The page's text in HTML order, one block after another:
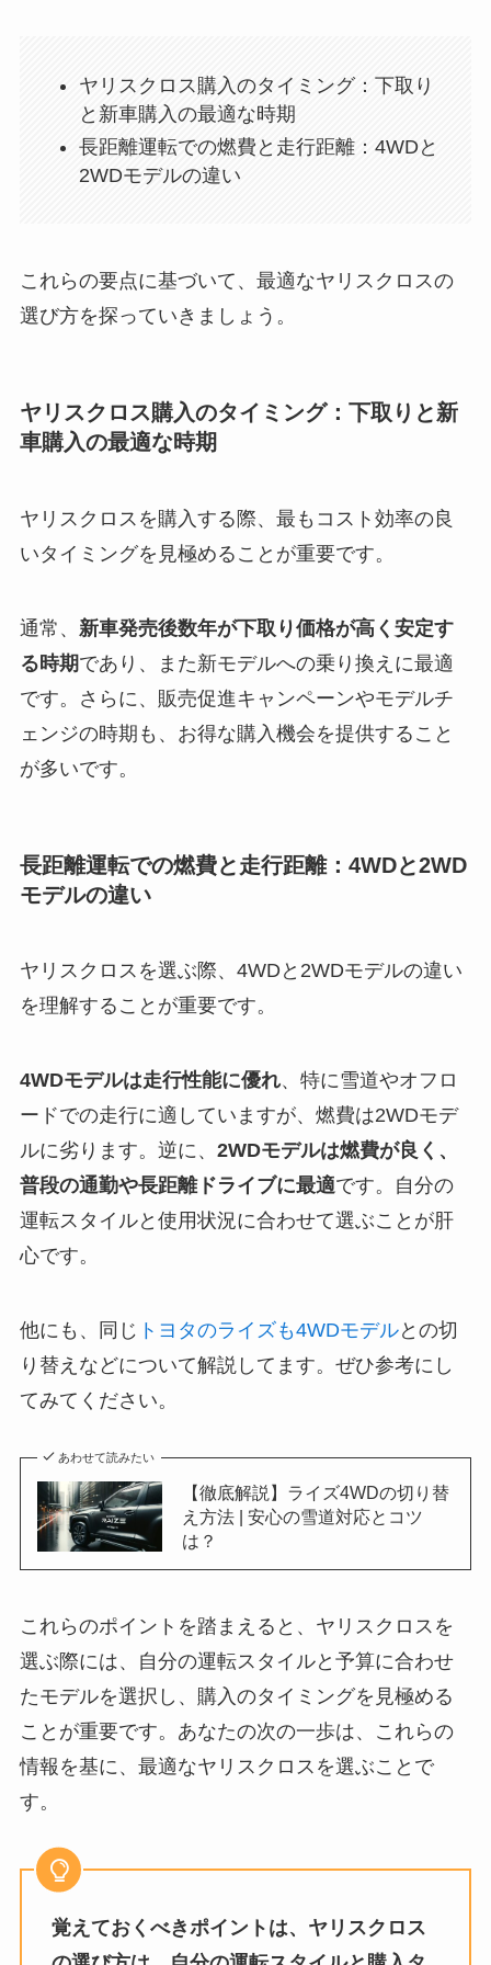
ヤリスクロス購入のタイミング：下取り
と新車購入の最適な時期
長距離運転での燃費と走行距離：4WDと
2WDモデルの違い
これらの要点に基づいて、最適なヤリスクロスの
選び方を探っていきましょう。
ヤリスクロス購入のタイミング：下取りと新
車購入の最適な時期
ヤリスクロスを購入する際、最もコスト効率の良
いタイミングを見極めることが重要です。
通常、 新車発売後数年が下取り価格が高く安定す
る時期であり、また新モデルへの乗り換えに最適
です。さらに、販売促進キャンペーンやモデルチ
ェンジの時期も、お得な購入機会を提供すること
が多いです。
長距離運転での燃費と走行距離：4WDと2WD
モデルの違い
ヤリスクロスを選ぶ際、4WDと2WDモデルの違い
を理解することが重要です。
4WDモデルは走行性能に優れ、特に雪道やオフロ
ードでの走行に適していますが、燃費は2WDモデ
ルに劣ります。逆に、 2WDモデルは燃費が良く、
普段の通勤や長距離ドライブに最適です。自分の
運転スタイルと使用状況に合わせて選ぶことが肝
心です。
他にも、同じ トヨタのライズも4WDモデルとの切
り替えなどについて解説してます。ぜひ参考にし
てみてください。
あわせて読みたい
【徹底解説】ライズ4WDの切り替
え方法 | 安心の雪道対応とコツ
は？
これらのポイントを踏まえると、ヤリスクロスを
選ぶ際には、自分の運転スタイルと予算に合わせ
たモデルを選択し、購入のタイミングを見極める
ことが重要です。あなたの次の一歩は、これらの
情報を基に、最適なヤリスクロスを選ぶことで
す。
覚えておくべきポイントは、ヤリスクロス